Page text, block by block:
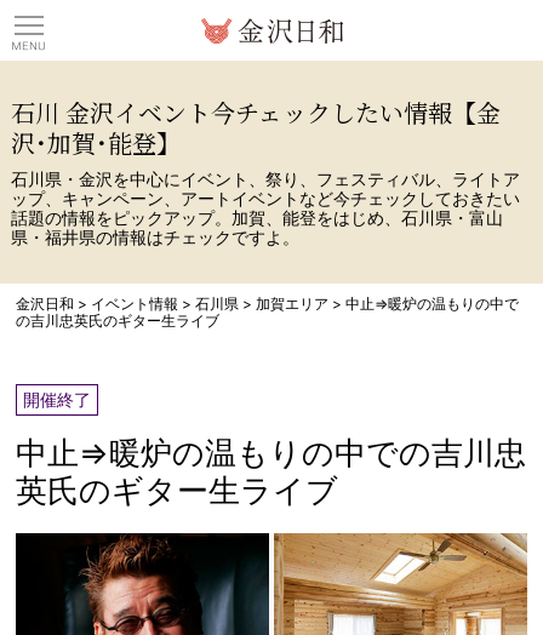
石川 金沢イベント今チェックしたい情報【金
沢･加賀･能登】
石川県・金沢を中心にイベント、祭り、フェスティバル、ライトア
ップ、キャンペーン、アートイベントなど今チェックしておきたい
話題の情報をピックアップ。加賀、能登をはじめ、石川県・富山
県・福井県の情報はチェックですよ。
金沢日和 > イベント情報 >石川県 >加賀エリア >中止⇒暖炉の温もりの中で
の吉川忠英氏のギター生ライブ
開催終了
中止⇒暖炉の温もりの中での吉川忠
英氏のギター生ライブ